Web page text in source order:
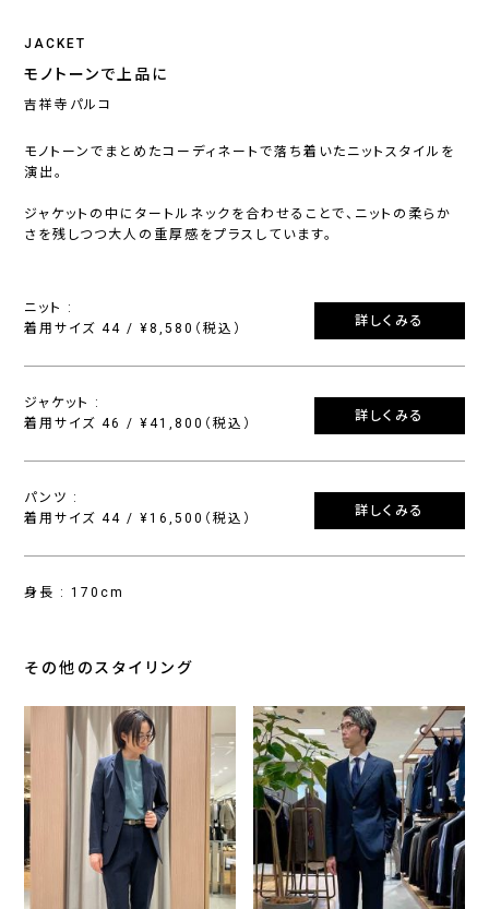
JACKET
モノトーンで上品に
吉祥寺パルコ
モノトーンでまとめたコーディネートで落ち着いたニットスタイルを
演出。
ジャケットの中にタートルネックを合わせることで、ニットの柔らか
さを残しつつ大人の重厚感をプラスしています。
ニット :
着用サイズ 44 / ¥8,580（税込）
詳しくみる
ジャケット :
着用サイズ 46 / ¥41,800（税込）
詳しくみる
パンツ :
着用サイズ 44 / ¥16,500（税込）
詳しくみる
身長 : 170cm
その他のスタイリング